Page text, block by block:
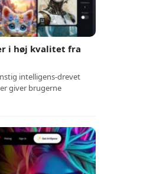
i høj kvalitet fra
intelligens-drevet
giver brugerne